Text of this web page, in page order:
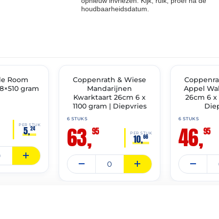
houdbaarheidsdatum.
Room
gram
PER STUK
5,24
✓ VAST ASSORTIMENT
Coppenrath & Wiese
Mandarijnen
Kwarktaart 26cm 6 x
1100 gram | Diepvries
6 STUKS
63,95 PER STUK
10,66
✓ VAST
Appel
26cm 6 x
6 STUKS
46,95